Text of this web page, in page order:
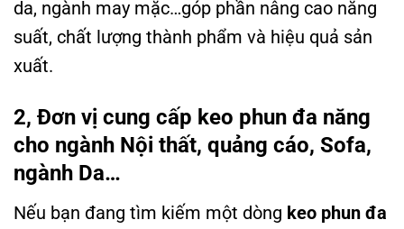
da, ngành may mặc…góp phần nâng cao năng
suất, chất lượng thành phẩm và hiệu quả sản
xuất.
2, Đơn vị cung cấp keo phun đa năng
cho ngành Nội thất, quảng cáo, Sofa,
ngành Da…
Nếu bạn đang tìm kiếm một dòng keo phun đa